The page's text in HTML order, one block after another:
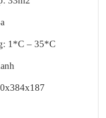
1*C – 35*C